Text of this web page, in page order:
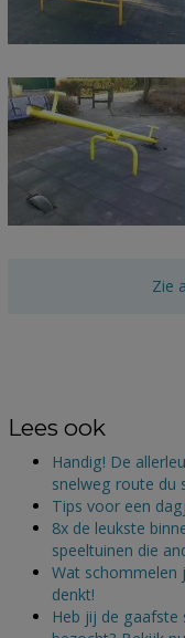
Zie
Lees ook
Handig! De
snelweg route du
Tips voor een
8x de leukste
speeltuinen die
Wat schommelen
denkt!
Heb jij de gaafste